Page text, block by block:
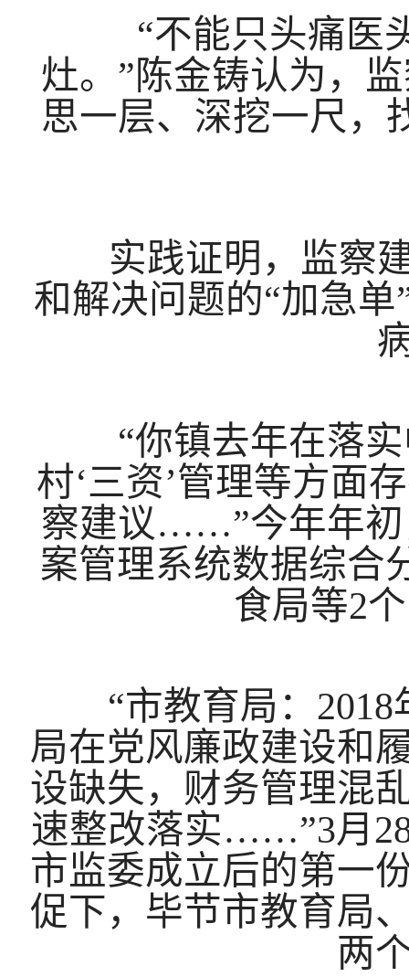
“不能只头痛医头
灶。”陈金铸认为，
思一层、深挖一尺，
实践证明，监察建
和解决问题的“加急
“你镇去年在落实
村‘三资’管理等方面
察建议……”今年年初
案管理系统数据综合
食局等2
“市教育局：2018
局在党风廉政建设和
设缺失，财务管理混
速整改落实……”3月
市监委成立后的第一
促下，毕节市教育局
两